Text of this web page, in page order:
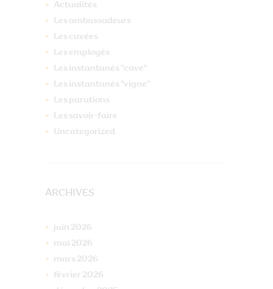
Actualités
Les ambassadeurs
Les cuvées
Les employés
Les instantanés "cave"
Les instantanés "vigne"
Les parutions
Les savoir-faire
Uncategorized
ARCHIVES
juin 2026
mai 2026
mars 2026
février 2026